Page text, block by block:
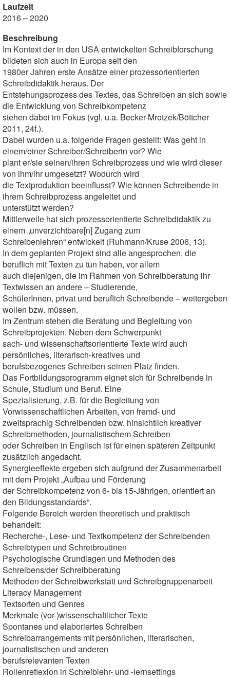
Laufzeit
2016 – 2020
Beschreibung
Im Kontext der in den USA entwickelten Schreibforschung
bildeten sich auch in Europa seit den
1980er Jahren erste Ansätze einer prozessorientierten
Schreibdidaktik heraus. Der
Entstehungsprozess des Textes, das Schreiben an sich sowie
die Entwicklung von Schreibkompetenz
stehen dabei im Fokus (vgl. u.a. Becker-Mrotzek/Böttcher
2011, 24f.).
Dabei wurden u.a. folgende Fragen gestellt: Was geht in
einem/einer Schreiber/Schreiberin vor? Wie
plant er/sie seinen/ihren Schreibprozess und wie wird dieser
von ihm/ihr umgesetzt? Wodurch wird
die Textproduktion beeinflusst? Wie können Schreibende in
ihrem Schreibprozess angeleitet und
unterstützt werden?
Mittlerweile hat sich prozessorientierte Schreibdidaktik zu
einem „unverzichtbare[n] Zugang zum
Schreibenlehren“ entwickelt (Ruhmann/Kruse 2006, 13).
In dem geplanten Projekt sind alle angesprochen, die
beruflich mit Texten zu tun haben, vor allem
auch diejenigen, die im Rahmen von Schreibberatung ihr
Textwissen an andere – Studierende,
SchülerInnen, privat und beruflich Schreibende – weitergeben
wollen bzw. müssen.
Im Zentrum stehen die Beratung und Begleitung von
Schreibprojekten. Neben dem Schwerpunkt
sach- und wissenschaftsorientierte Texte wird auch
persönliches, literarisch-kreatives und
berufsbezogenes Schreiben seinen Platz finden.
Das Fortbildungsprogramm eignet sich für Schreibende in
Schule, Studium und Beruf. Eine
Spezialisierung, z.B. für die Begleitung von
Vorwissenschaftlichen Arbeiten, von fremd- und
zweitsprachig Schreibenden bzw. hinsichtlich kreativer
Schreibmethoden, journalistischem Schreiben
oder Schreiben in Englisch ist für einen späteren Zeitpunkt
zusätzlich angedacht.
Synergieeffekte ergeben sich aufgrund der Zusammenarbeit
mit dem Projekt „Aufbau und Förderung
der Schreibkompetenz von 6- bis 15-Jährigen, orientiert an
den Bildungsstandards“.
Folgende Bereich werden theoretisch und praktisch
behandelt:
Recherche-, Lese- und Textkompetenz der Schreibenden
Schreibtypen und Schreibroutinen
Psychologische Grundlagen und Methoden des
Schreibens/der Schreibberatung
Methoden der Schreibwerkstatt und Schreibgruppenarbeit
Literacy Management
Textsorten und Genres
Merkmale (vor-)wissenschaftlicher Texte
Spontanes und elaboriertes Schreiben
Schreibarrangements mit persönlichen, literarischen,
journalistischen und anderen
berufsrelevanten Texten
Rollenreflexion in Schreiblehr- und -lernsettings